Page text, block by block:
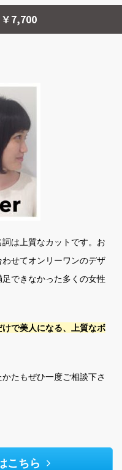
7,700
は上質なカットです。お
せてオンリーワンのデザ
できなかった多くの女性
けで美人になる、上質なボ
たもぜひ一度ご相談下さ
こちら